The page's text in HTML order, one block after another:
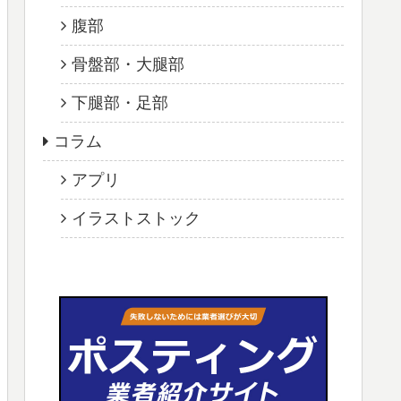
腹部
骨盤部・大腿部
下腿部・足部
コラム
アプリ
イラストストック